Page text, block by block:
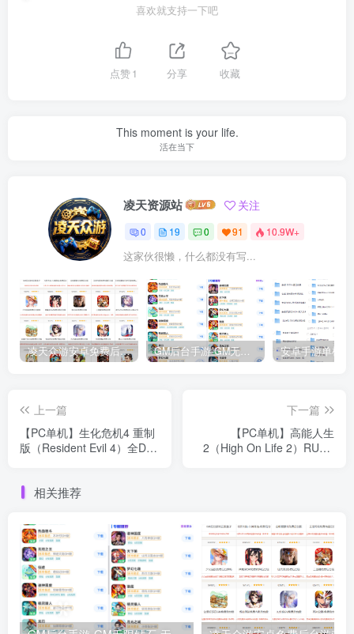
喜欢就支持一下吧
点赞1 分享 收藏
This moment is your life.
活在当下
凌天资源站 关注
0 19 0 91 10.9W+
这家伙很懒，什么都没有写...
凌天众游安卓免费后台游戏联机手游下载 GM后台手游-GM无限钻石-无限代金券买断-GM后台买断版合集
上一篇
【PC单机】生化危机4 重制
版（Resident Evil 4）全DLC
下一篇
【PC单机】高能人生
2（High On Life 2）RUNE
相关推荐
❉